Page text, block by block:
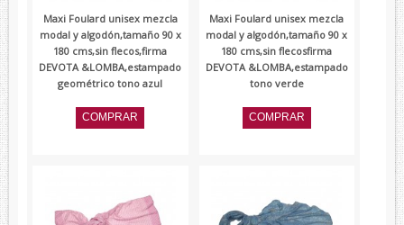
Maxi Foulard unisex mezcla
modal y algodón,tamaño 90 x
180 cms,sin flecos,firma
DEVOTA &LOMBA,estampado
geométrico tono azul
Maxi Foulard unisex mezcla
modal y algodón,tamaño 90 x
180 cms,sin flecosfirma
DEVOTA &LOMBA,estampado
tono verde